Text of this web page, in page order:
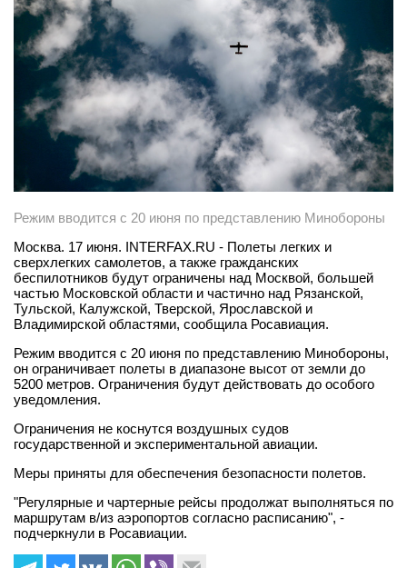
Режим вводится с 20 июня по представлению Минобороны
Москва. 17 июня. INTERFAX.RU - Полеты легких и
сверхлегких самолетов, а также гражданских
беспилотников будут ограничены над Москвой, большей
частью Московской области и частично над Рязанской,
Тульской, Калужской, Тверской, Ярославской и
Владимирской областями, сообщила Росавиация.
Режим вводится с 20 июня по представлению Минобороны,
он ограничивает полеты в диапазоне высот от земли до
5200 метров. Ограничения будут действовать до особого
уведомления.
Ограничения не коснутся воздушных судов
государственной и экспериментальной авиации.
Меры приняты для обеспечения безопасности полетов.
"Регулярные и чартерные рейсы продолжат выполняться по
маршрутам в/из аэропортов согласно расписанию", -
подчеркнули в Росавиации.